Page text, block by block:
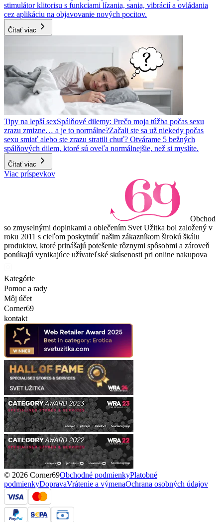
stimulátor klitorisu s funkciami lízania, sania, vibrácií a ovládania
cez aplikáciu na objavovanie nových pocitov.
Čítať viac
Tipy na lepší sexSpálňové dilemy: Prečo moja túžba počas sexu
zrazu zmizne… a je to normálne?Začali ste sa už niekedy počas
sexu smiať alebo ste zrazu stratili chuť? Otvárame 5 bežných
spálňových dilem, ktoré sú oveľa normálnejšie, než si myslíte.
Čítať viac
Viac príspevkov
Obchod
so zmyselnými doplnkami a oblečením Svet Užitka bol založený v
roku 2011 s cieľom poskytnúť našim zákazníkom širokú škálu
produktov, ktoré prinášajú potešenie rôznymi spôsobmi a zároveň
ponúkajú vynikajúce užívateľské skúsenosti pri online nakupova
Kategórie
Pomoc a rady
Môj účet
Corner69
kontakt
© 2026 Corner69Obchodné podmienkyPlatobné
podmienkyDopravaVrátenie a výmenaOchrana osobných údajov